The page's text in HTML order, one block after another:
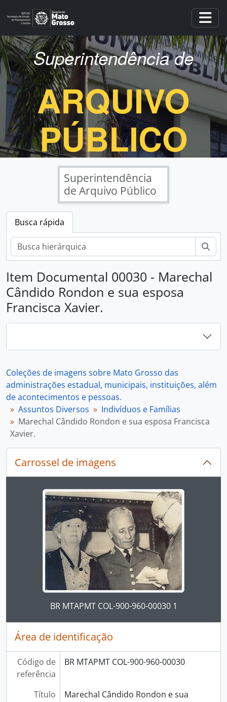
Skip to main content
Superintendência de
ARQUIVO
PÚBLICO
Superintendência
de Arquivo Público
Busca rápida
Item Documental 00030 - Marechal
Cândido Rondon e sua esposa
Francisca Xavier.
Coleções de imagens sobre Mato Grosso das
administrações estadual, municipais, instituições, além
de acontecimentos e pessoas.
Assuntos Diversos
Indivíduos e Famílias
Marechal Cândido Rondon e sua esposa Francisca
Xavier.
Carrossel de imagens
Ao alterar o slide atual deste carrossel, o título
Ao clicar no link deste título da descrição a
BR MTAPMT COL-900-960-00030 1
Área de identificação
Código de
referência
BR MTAPMT COL-900-960-00030
Título
Marechal Cândido Rondon e sua